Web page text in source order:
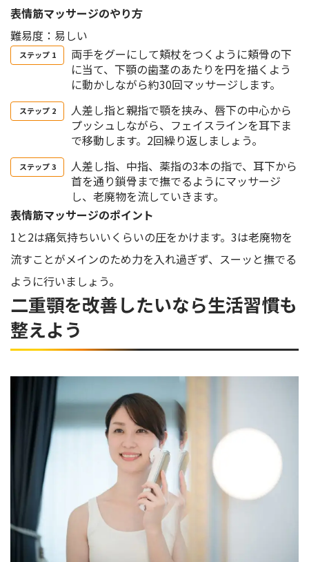
表情筋マッサージのやり方
難易度：易しい
両手をグーにして頬杖をつくように頬骨の下
に当て、下顎の歯茎のあたりを円を描くよう
に動かしながら約30回マッサージします。
人差し指と親指で顎を挟み、唇下の中心から
プッシュしながら、フェイスラインを耳下ま
で移動します。2回繰り返しましょう。
人差し指、中指、薬指の3本の指で、耳下から
首を通り鎖骨まで撫でるようにマッサージ
し、老廃物を流していきます。
表情筋マッサージのポイント
1と2は痛気持ちいいくらいの圧をかけます。3は老廃物を
流すことがメインのため力を入れ過ぎず、スーッと撫でる
ように行いましょう。
二重顎を改善したいなら生活習慣も
整えよう